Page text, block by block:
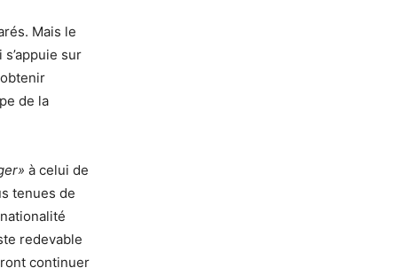
Mais le
sur
de la
à celui de
tenues de
redevable
continuer